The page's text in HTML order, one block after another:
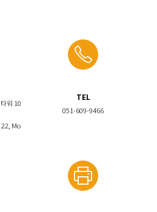
워 10
22, Mo
TEL
051-609-9466